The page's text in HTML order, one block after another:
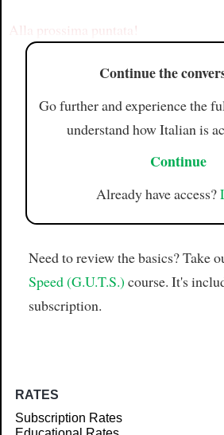
Article
Alla prossima puntata!
Continue the
Go further and experience the
understand how Italian is
Continue
Already have access?
Need to review the basics? Take
Speed (G.U.T.S.) course. It's
subscription.
RATES
Subscription Rates